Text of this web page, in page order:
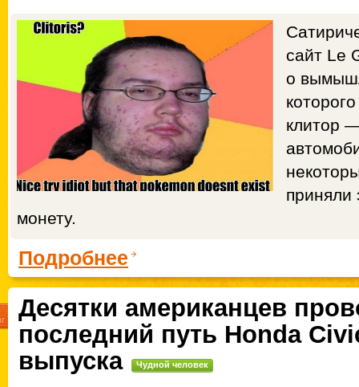
сайт Le
о
клитор
приняли
монету.
Подробнее
Десятки американцев
последний путь Honda
выпуска
Чудной человек